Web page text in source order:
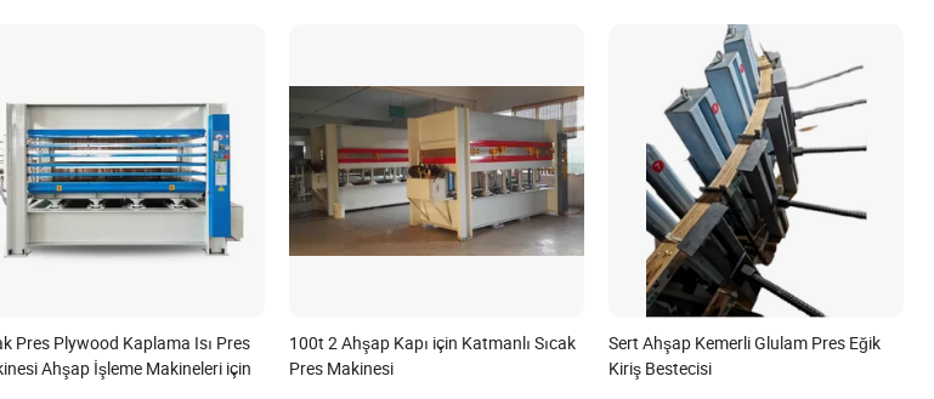
Pres Plywood Kaplama Isı Pres
Ahşap İşleme Makineleri için
100t 2 Ahşap Kapı için Katmanlı Sıcak
Pres Makinesi
Sert Ahşap Kemerli Glulam Pres Eğik
Kiriş Bestecisi